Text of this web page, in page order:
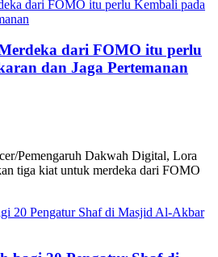
dari FOMO itu perlu
dan Jaga Pertemanan
Pemengaruh Dakwah Digital, Lora
tiga kiat untuk merdeka dari FOMO